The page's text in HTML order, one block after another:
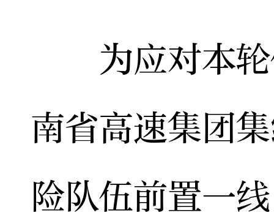
为应对本轮
南省高速集团
险队伍前置一